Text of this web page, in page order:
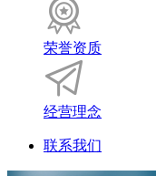
荣誉资质
经营理念
联系我们